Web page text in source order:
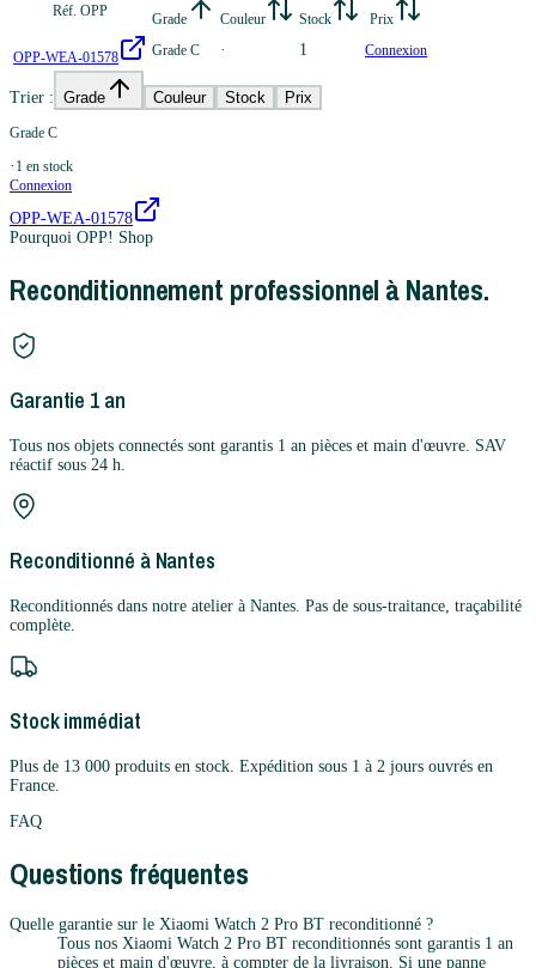
Réf. OPP Grade Couleur Stock Prix
OPP-WEA-01578 Grade C · 1 Connexion
Trier : Grade Couleur Stock Prix
Grade C
· 1 en stock
Connexion
OPP-WEA-01578
Pourquoi OPP! Shop
Reconditionnement professionnel à Nantes.
Garantie 1 an
Tous nos objets connectés sont garantis 1 an pièces et main d'œuvre. SAV
réactif sous 24 h.
Reconditionné à Nantes
Reconditionnés dans notre atelier à Nantes. Pas de sous-traitance, traçabilité
complète.
Stock immédiat
Plus de 13 000 produits en stock. Expédition sous 1 à 2 jours ouvrés en
France.
FAQ
Questions fréquentes
Quelle garantie sur le Xiaomi Watch 2 Pro BT reconditionné ?
Tous nos Xiaomi Watch 2 Pro BT reconditionnés sont garantis 1 an
pièces et main d'œuvre, à compter de la livraison. Si une panne